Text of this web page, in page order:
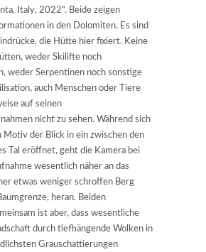
Italy, 2022“. Beide zeigen
in den Dolomiten. Es sind
die Hütte hier fixiert. Keine
weder Skilifte noch
weder Serpentinen noch sonstige
auch Menschen oder Tiere
auf seinen
nicht zu sehen. Während sich
Motiv der Blick in ein zwischen den
Tal eröffnet, geht die Kamera bei
wesentlich näher an das
etwas weniger schroffen Berg
heran. Beiden
ist aber, dass wesentliche
durch tiefhängende Wolken in
Grauschattierungen